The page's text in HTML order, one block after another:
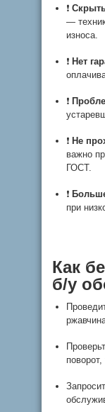
❗
—
износа.
❗ Нет
❗
❗ Не
важно
ГОСТ.
❗
при
Как
б/у